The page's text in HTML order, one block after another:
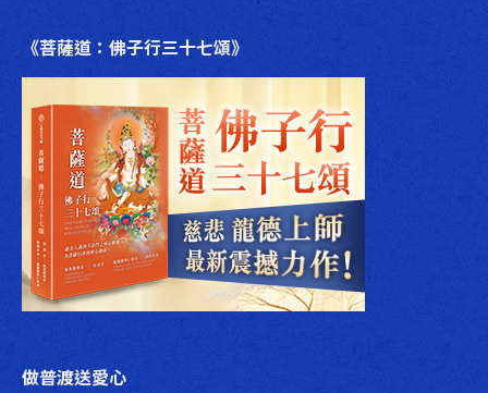
《菩薩道：佛子行三十七頌》
做普渡送愛心